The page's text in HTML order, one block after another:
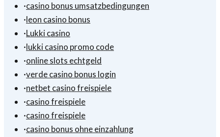
·casino bonus umsatzbedingungen
·leon casino bonus
·Lukki casino
·lukki casino promo code
·online slots echtgeld
·verde casino bonus login
·netbet casino freispiele
·casino freispiele
·casino freispiele
·casino bonus ohne einzahlung